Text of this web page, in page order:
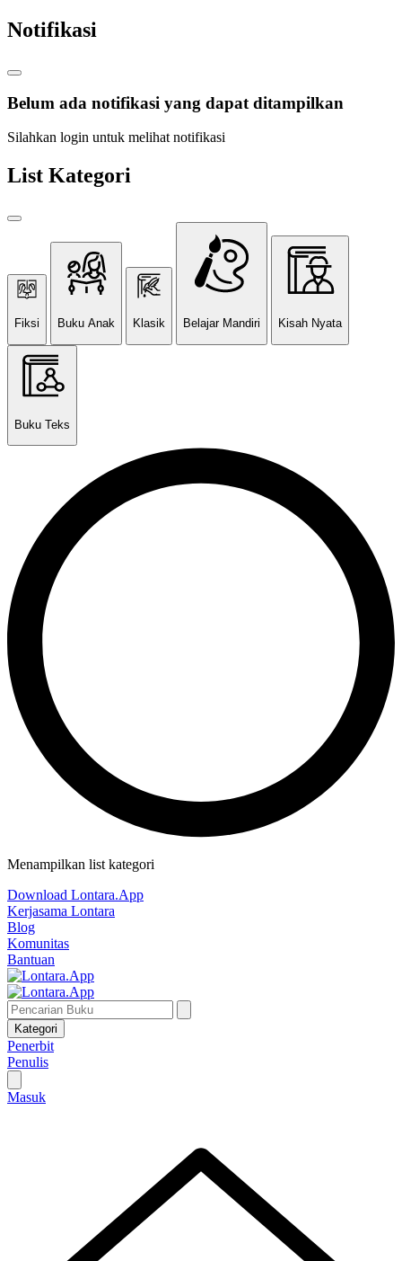
Notifikasi
Belum ada notifikasi yang dapat ditampilkan
Silahkan login untuk melihat notifikasi
List Kategori
Fiksi Buku Anak Klasik Belajar Mandiri Kisah Nyata
Buku Teks
Menampilkan list kategori
Download Lontara.App
Kerjasama Lontara
Blog
Komunitas
Bantuan
Kategori
Penerbit
Penulis
Masuk